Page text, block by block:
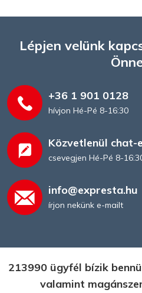
Lépjen velünk
+36 1 901 0128
hívjon Hé-Pé 8-16:30
Közvetlenül chat-
csevegjen Hé-Pé 8-
info@expresta.hu
írjon nekünk e-mailt
213990 ügyfél bízik
valamint